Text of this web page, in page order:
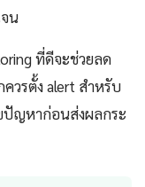
น
ที่ดีจะช่วยลด
ควรตั้ง alert สำหรับ
ญหาก่อนส่งผลกระ